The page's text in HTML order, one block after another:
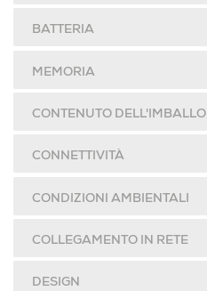
BATTERIA
MEMORIA
CONTENUTO DELL'IMBALLO
CONNETTIVITÀ
CONDIZIONI AMBIENTALI
COLLEGAMENTO IN RETE
DESIGN